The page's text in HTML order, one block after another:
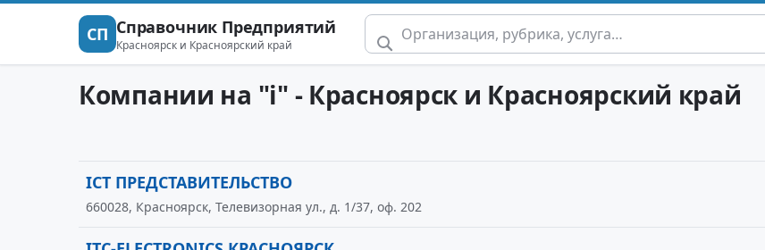
СП Справочник Предприятий
Красноярск и Красноярский край
Компании на "i" - Красноярск и Красноярский край
ICT ПРЕДСТАВИТЕЛЬСТВО
660028, Красноярск, Телевизорная ул., д. 1/37, оф. 202